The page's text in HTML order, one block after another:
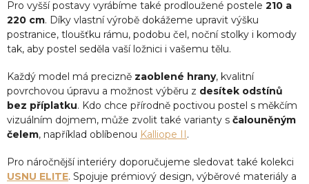
Pro vyšší postavy vyrábíme také prodloužené postele 210 a
220 cm. Díky vlastní výrobě dokážeme upravit výšku
postranice, tloušťku rámu, podobu čel, noční stolky i komody
tak, aby postel seděla vaší ložnici i vašemu tělu.
Každý model má precizně zaoblené hrany, kvalitní
povrchovou úpravu a možnost výběru z desítek odstínů
bez příplatku. Kdo chce přírodně poctivou postel s měkčím
vizuálním dojmem, může zvolit také varianty s čalouněným
čelem, například oblíbenou Kalliope II.
Pro náročnější interiéry doporučujeme sledovat také kolekci
USNU ELITE. Spojuje prémiový design, výběrové materiály a